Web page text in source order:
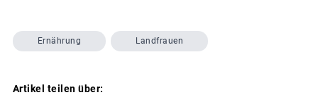
Ernährung Landfrauen
Artikel teilen über: